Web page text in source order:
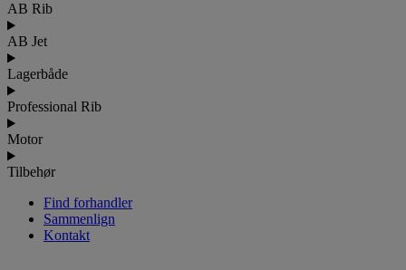
AB Rib
AB Jet
Lagerbåde
Professional Rib
Motor
Tilbehør
Find forhandler
Sammenlign
Kontakt